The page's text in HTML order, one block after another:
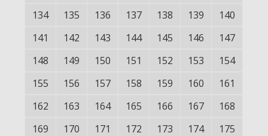
134
135 136 137 138 139
140
141
142 143 144 145 146
147
148
149 150 151 152 153
154
155
156 157 158 159 160
161
162
163 164 165 166 167
168
169
170 171 172 173 174
175